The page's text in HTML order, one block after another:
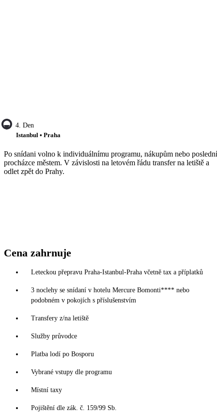
4. Den
Istanbul • Praha
Po snídani volno k individuálnímu programu, nákupům nebo poslední
procházce městem. V závislosti na letovém řádu transfer na letiště a
odlet zpět do Prahy.
Cena zahrnuje
Leteckou přepravu Praha-Istanbul-Praha včetně tax a příplatků
3 noclehy se snídaní v hotelu Mercure Bomonti**** nebo
podobném v pokojích s příslušenstvím
Transfery z/na letiště
Služby průvodce
Platba lodí po Bosporu
Vybrané vstupy dle programu
Místní taxy
Pojištění dle zák. č. 159/99 Sb.